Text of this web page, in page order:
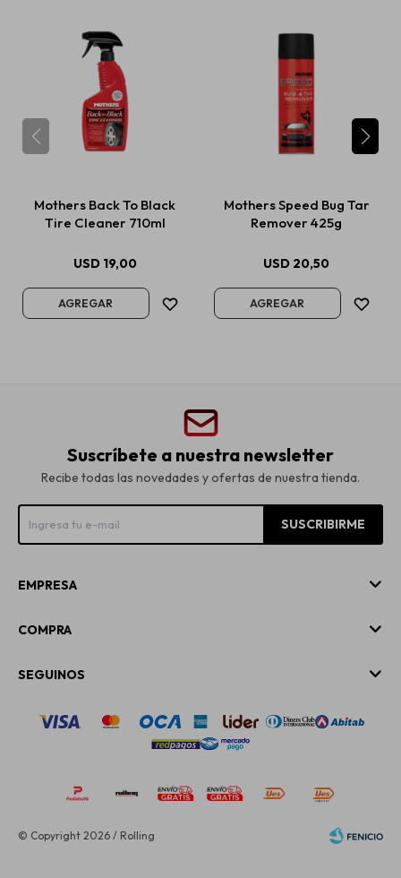
Mothers Back To Black
Tire Cleaner 710ml
USD 19,00
Mothers Speed Bug Tar
Remover 425g
USD 20,50
Suscríbete a nuestra newsletter
Recibe todas las novedades y ofertas de nuestra tienda.
SUSCRIBIRME
EMPRESA
COMPRA
SEGUINOS
© Copyright 2026 / Rolling